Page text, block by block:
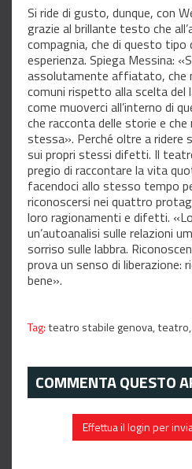
Si ride di gusto, dunque, con
grazie al brillante testo che
compagnia, che di questo
esperienza. Spiega Messina:
assolutamente affiatato, che
comuni rispetto alla scelta del
come muoverci all’interno di
che racconta delle storie e
stessa». Perché oltre a ridere
sui propri stessi difetti. Il
pregio di raccontare la vita
facendoci allo stesso tempo
riconoscersi nei quattro
loro ragionamenti e difetti.
un’autoanalisi sulle relazioni
sorriso sulle labbra.
prova un senso di liberazione:
bene».
Tag:teatro stabile genova,teatro,
COMMENTA QUESTO
Effettua il login per